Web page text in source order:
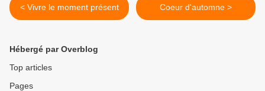
< Vivre le moment présent Coeur d'automne >
Hébergé par Overblog
Top articles
Pages